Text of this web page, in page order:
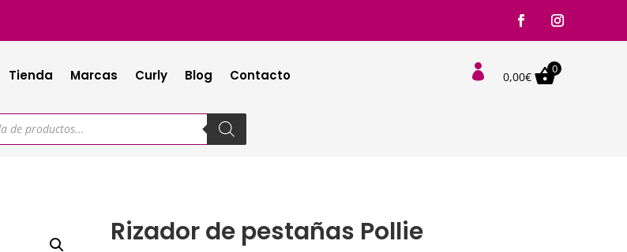
Tienda Marcas Curly Blog Contacto  0,00€
0
Rizador de pestañas Pollie